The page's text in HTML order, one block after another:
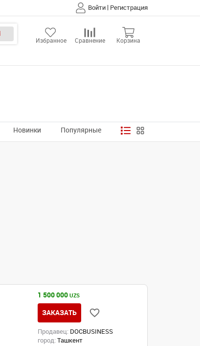
Войти | Регистрация
Избранное Сравнение Корзина
Новинки Популярные
1 500 000UZS
ЗАКАЗАТЬ
Продавец: DOCBUSINESS
город: Ташкент